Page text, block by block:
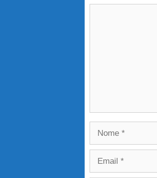
Nome
Email